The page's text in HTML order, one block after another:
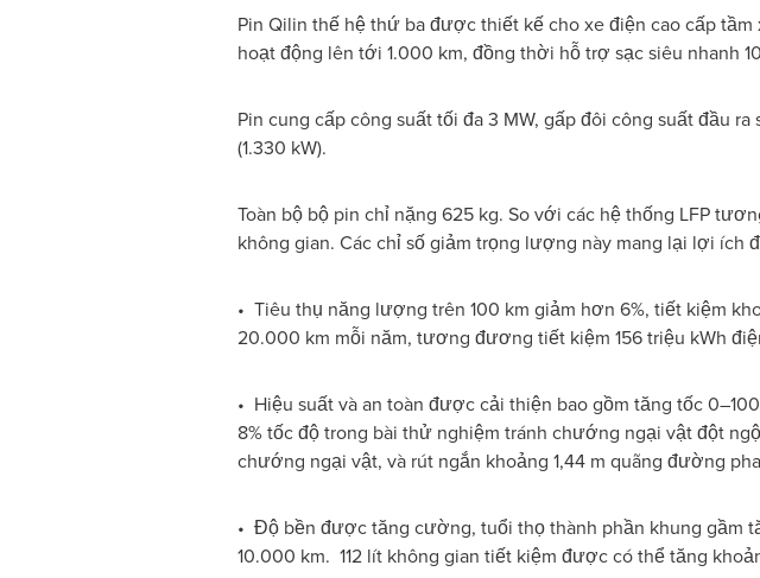
Pin Qilin thế hệ thứ ba được thiết kế cho xe điện cao cấp
hoạt động lên tới 1.000 km, đồng thời hỗ trợ sạc siêu nhanh
Pin cung cấp công suất tối đa 3 MW, gấp đôi công suất đầu
(1.330 kW).
Toàn bộ bộ pin chỉ nặng 625 kg. So với các hệ thống LFP
không gian. Các chỉ số giảm trọng lượng này mang lại lợi ích
• Tiêu thụ năng lượng trên 100 km giảm hơn 6%, tiết kiệm
20.000 km mỗi năm, tương đương tiết kiệm 156 triệu kWh
• Hiệu suất và an toàn được cải thiện bao gồm tăng tốc
8% tốc độ trong bài thử nghiệm tránh chướng ngại vật đột
chướng ngại vật, và rút ngắn khoảng 1,44 m quãng đường
• Độ bền được tăng cường, tuổi thọ thành phần khung gầm
10.000 km. 112 lít không gian tiết kiệm được có thể tăng